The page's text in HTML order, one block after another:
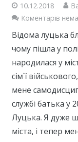
10.12.2018
Коментарів
Відома луцька
чому пішла у
народилася у
сім`ї
мене
службі батька у
Луцька. Я дуже
міста, і тепер